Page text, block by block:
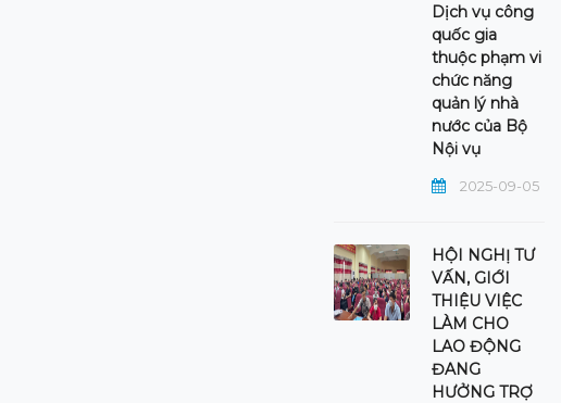
Dịch vụ công
quốc gia
thuộc phạm vi
chức năng
quản lý nhà
nước của Bộ
Nội vụ
2025-09-05
HỘI NGHỊ TƯ
VẤN, GIỚI
THIỆU VIỆC
LÀM CHO
LAO ĐỘNG
ĐANG
HƯỞNG TRỢ